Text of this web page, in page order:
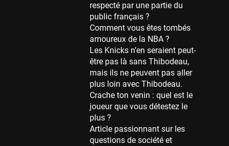
Chicago Bulls
41 sessions
Memphis Grizzlies
39 sessions
Cleveland Cavaliers
38 sessions
Orlando Magic
36 sessions
Euroleague
34 sessions
respecté par une partie du
public français ?
Comment vous êtes tombés
amoureux de la NBA ?
Les Knicks n’en seraient peut-
être pas là sans Thibodeau,
mais ils ne peuvent pas aller
plus loin avec Thibodeau.
Crache ton venin : quel est le
joueur que vous détestez le
plus ?
Article passionnant sur les
questions de société et